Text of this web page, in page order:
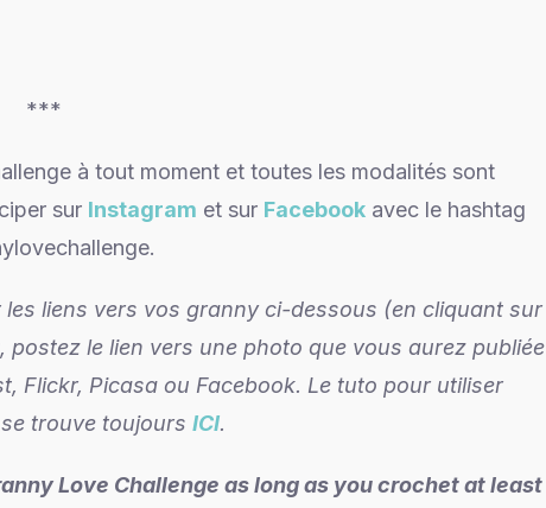
***
à tout moment et toutes les modalités sont
sur Instagram et sur Facebook avec le hashtag
liens vers vos granny ci-dessous (en cliquant sur
postez le lien vers une photo que vous aurez publiée
Flickr, Picasa ou Facebook. Le tuto pour utiliser
trouve toujours ICI.
Love Challenge as long as you crochet at least